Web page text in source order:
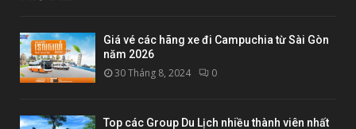
Giá vé các hãng xe đi Campuchia từ Sài Gòn
năm 2026
30 Tháng 8, 2024 0
Top các Group Du Lịch nhiều thành viên nhất